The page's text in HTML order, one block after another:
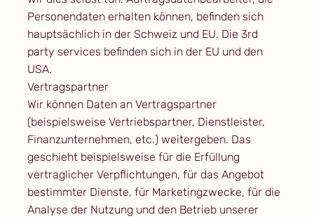
Personendaten erhalten können, befinden sich
hauptsächlich in der Schweiz und EU. Die 3rd
party services befinden sich in der EU und den
USA.
Vertragspartner
Wir können Daten an Vertragspartner
(beispielsweise Vertriebspartner, Dienstleister,
Finanzunternehmen, etc.) weitergeben. Das
geschieht beispielsweise für die Erfüllung
vertraglicher Verpflichtungen, für das Angebot
bestimmter Dienste, für Marketingzwecke, für die
Analyse der Nutzung und den Betrieb unserer